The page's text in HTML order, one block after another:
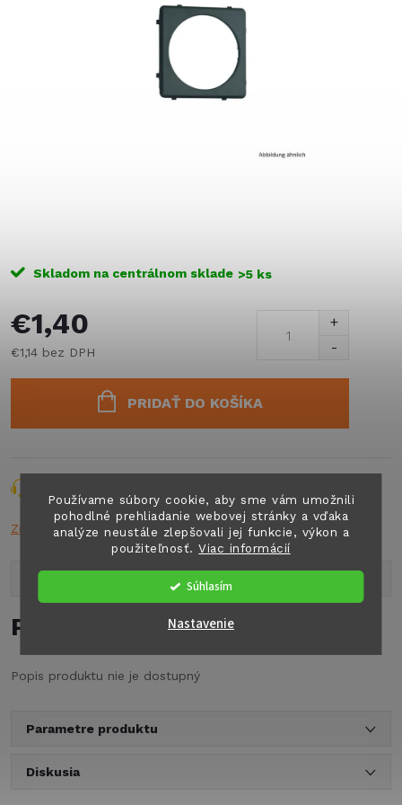
Používame súbory cookie, aby sme vám umožnili
pohodlné prehliadanie webovej stránky a vďaka
analýze neustále zlepšovali jej funkcie, výkon a
použiteľnosť.Viac informácií
Súhlasím
Nastavenie
Skladom na centrálnom sklade >5 ks
€1,40
€1,14 bez DPH
PRIDAŤ DO KOŠÍKA
Značka:n.a.
Popis produktu
Podrobný popis
Popis produktu nie je dostupný
Parametre produktu
Diskusia